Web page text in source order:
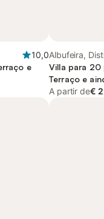
10,0
e
Albufeira,
Villa para 20
Terraço e
A partir de€